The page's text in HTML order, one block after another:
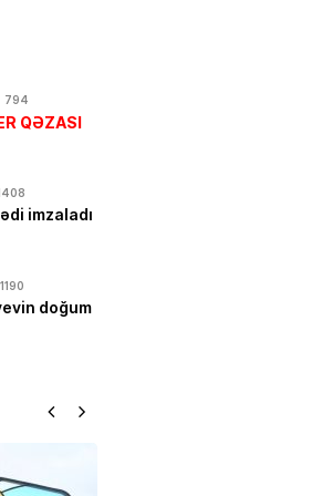
794
QƏZASI
imzaladı
1190
doğum